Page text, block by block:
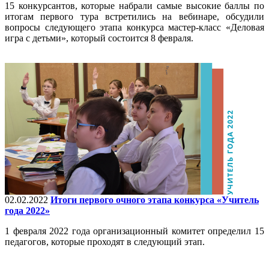
15 конкурсантов, которые набрали самые высокие баллы по
итогам первого тура встретились на вебинаре, обсудили
вопросы следующего этапа конкурса мастер-класс «Деловая
игра с детьми», который состоится 8 февраля.
02.02.2022 Итоги первого очного этапа конкурса «Учитель
года 2022»
1 февраля 2022 года организационный комитет определил 15
педагогов, которые проходят в следующий этап.